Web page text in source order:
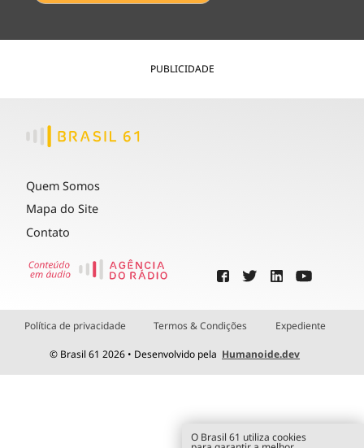
PUBLICIDADE
Quem Somos
Mapa do Site
Contato
Política de privacidade Termos & Condições Expediente
© Brasil 61 2026 • Desenvolvido pela Humanoide.dev
O Brasil 61 utiliza cookies